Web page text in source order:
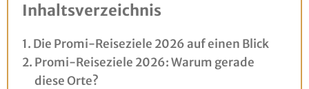
Inhaltsverzeichnis
Die Promi-Reiseziele 2026 auf einen Blick
Promi-Reiseziele 2026: Warum gerade
diese Orte?